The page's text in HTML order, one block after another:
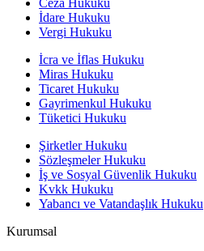
Ceza Hukuku
İdare Hukuku
Vergi Hukuku
İcra ve İflas Hukuku
Miras Hukuku
Ticaret Hukuku
Gayrimenkul Hukuku
Tüketici Hukuku
Şirketler Hukuku
Sözleşmeler Hukuku
İş ve Sosyal Güvenlik Hukuku
Kvkk Hukuku
Yabancı ve Vatandaşlık Hukuku
Kurumsal